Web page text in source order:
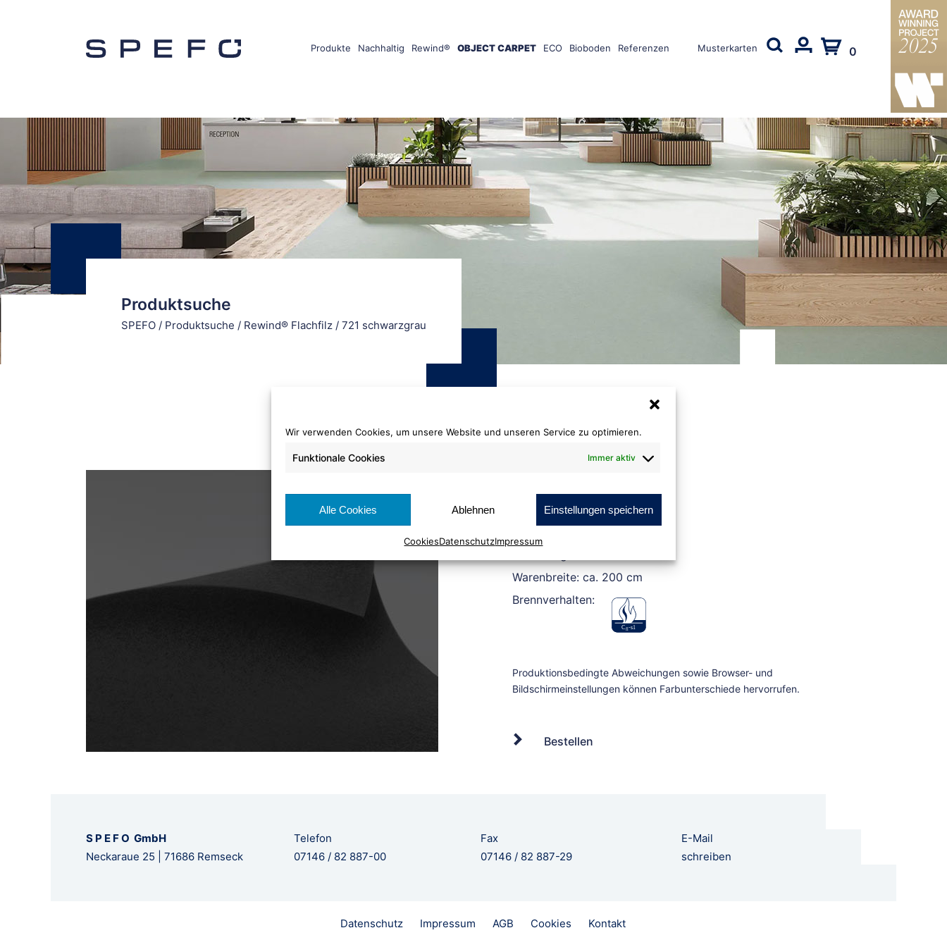
Wir verwenden Cookies, um unsere Website und unseren Service zu optimieren.
Funktionale Cookies Immer aktiv
Alle Cookies Ablehnen Einstellungen speichern
CookiesDatenschutzImpressum
Produkte Nachhaltig Rewind® OBJECT CARPET ECO Bioboden Referenzen Musterkarten 0
Produktsuche
SPEFO / Produktsuche / Rewind® Flachfilz / 721 schwarzgrau
721 schwarzgrau
Warenbreite: ca. 200 cm
Brennverhalten:
Bestellen
S P E F O GmbH
Neckaraue 25 | 71686 Remseck
Telefon
07146 / 82 887-00
Fax
07146 / 82 887-29
E-Mail
schreiben
Datenschutz Impressum AGB Cookies Kontakt